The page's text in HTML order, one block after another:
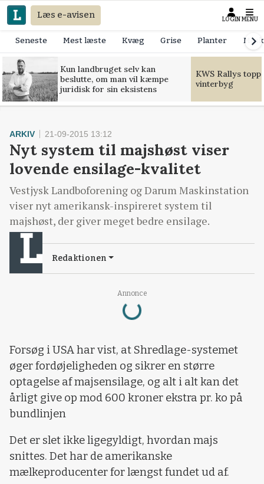
Læs e-avisen LOGIN MENU
Seneste Mest læste Kvæg Grise Planter
Kun landbruget selv kan
beslutte, om man vil kæmpe
juridisk for sin eksistens
KWS Rallys
vinterbyg
Annonce
Loading...
ARKIV 21-09-2015 13:12
Nyt system til majshøst viser
lovende ensilage-kvalitet
Vestjysk Landboforening og Darum Maskinstation
viser nyt amerikansk-inspireret system til
majshøst, der giver meget bedre ensilage.
Redaktionen
Forsøg i USA har vist, at Shredlage-systemet
øger fordøjeligheden og sikrer en større
optagelse af majsensilage, og alt i alt kan det
årligt give op mod 600 kroner ekstra pr. ko på
bundlinjen
Det er slet ikke ligegyldigt, hvordan majs
snittes. Det har de amerikanske
mælkeproducenter for længst fundet ud af.